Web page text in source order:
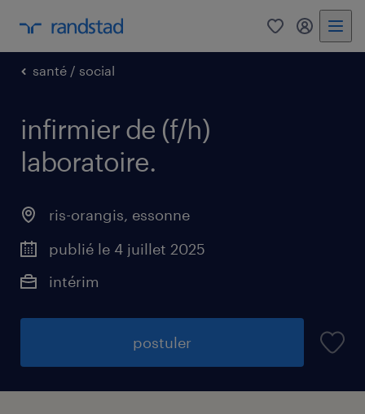
0 mon
santé / social
infirmier de (f/h)
laboratoire.
ris-orangis, essonne
publié le 4 juillet 2025
intérim
postuler